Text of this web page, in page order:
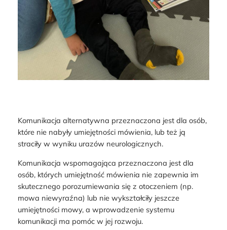
Komunikacja alternatywna przeznaczona jest dla osób,
które nie nabyły umiejętności mówienia, lub też ją
straciły w wyniku urazów neurologicznych.
Komunikacja wspomagająca przeznaczona jest dla
osób, których umiejętność mówienia nie zapewnia im
skutecznego porozumiewania się z otoczeniem (np.
mowa niewyraźna) lub nie wykształciły jeszcze
umiejętności mowy, a wprowadzenie systemu
komunikacji ma pomóc w jej rozwoju.